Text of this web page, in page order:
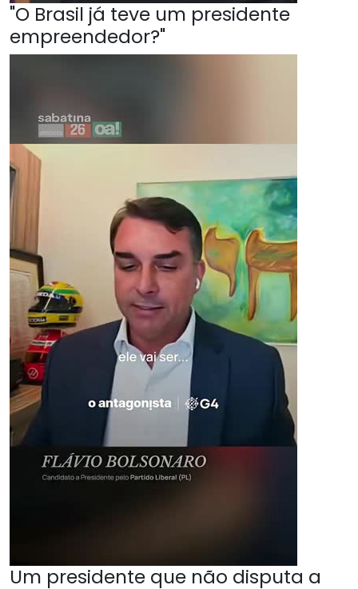
"O Brasil já teve um presidente
empreendedor?"
Um presidente que não disputa a